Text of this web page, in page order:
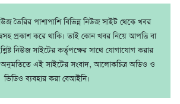
তৈরির পাশাপাশি বিভিন্ন নিউজ সাইট থেকে খবর
প্রকাশ করে থাকি। তাই কোন খবর নিয়ে আপত্তি বা
নিউজ সাইটের কর্তৃপক্ষের সাথে যোগাযোগ করার
এই সাইটের সংবাদ, আলোকচিত্র অডিও ও
ভিডিও ব্যবহার করা বেআইনি।